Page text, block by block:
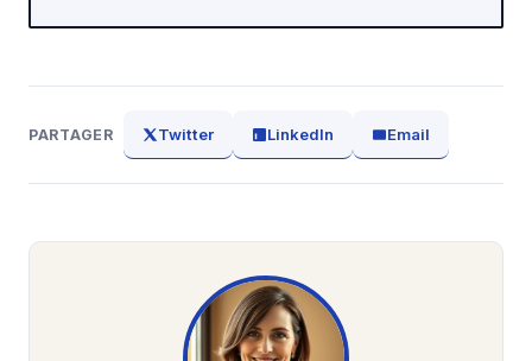
PARTAGER Twitter LinkedIn Email